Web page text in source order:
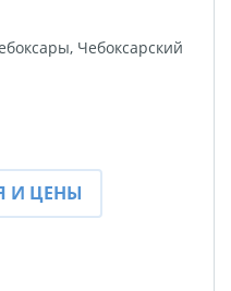
, Чебоксарский
И ЦЕНЫ